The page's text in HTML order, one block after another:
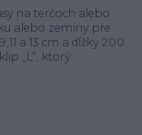
na terčoch alebo
alebo zeminy pre
a 13 cm a dĺžky 200
„L“, ktorý